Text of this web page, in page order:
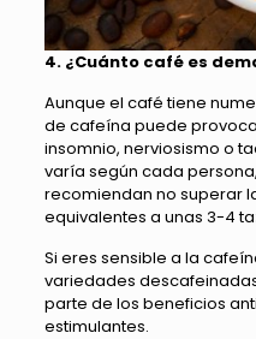
4. ¿Cuánto café es
Aunque el café tiene
de cafeína puede
insomnio, nerviosismo o
varía según cada
recomiendan no superar
equivalentes a unas 3-4
Si eres sensible a la
variedades
parte de los beneficios
estimulantes.